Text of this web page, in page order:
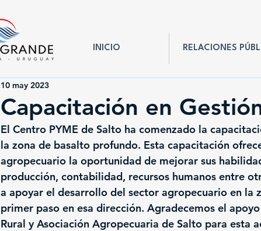
INICIO RELACIONES
Capacitación en
10 may 2023
El Centro PYME de Salto ha comenzado la
la zona de basalto profundo. Esta capacitación
agropecuario la oportunidad de mejorar sus
producción, contabilidad, recursos humanos entre
a apoyar el desarrollo del sector agropecuario en la
primer paso en esa dirección. Agradecemos el
Rural y Asociación Agropecuaria de Salto para esta